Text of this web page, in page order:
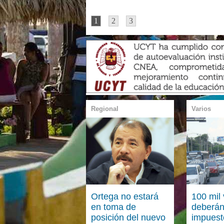
1 2 3
Regional
Ortega no estará
en toma de
posición del nuevo
Varios
100 mil